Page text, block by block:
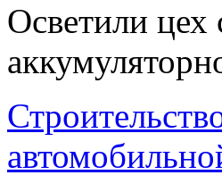
Осветили цех